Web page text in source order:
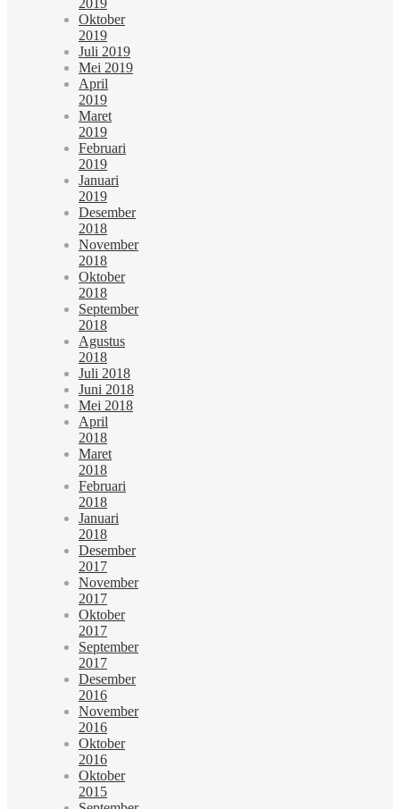
Oktober
2019
Juli 2019
Mei 2019
April
2019
Maret
2019
Februari
2019
Januari
2019
Desember
2018
November
2018
Oktober
2018
September
2018
Agustus
2018
Juli 2018
Juni 2018
Mei 2018
April
2018
Maret
2018
Februari
2018
Januari
2018
Desember
2017
November
2017
Oktober
2017
September
2017
Desember
2016
November
2016
Oktober
2016
Oktober
2015